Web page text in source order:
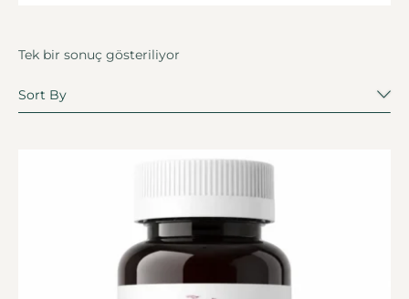
Tek bir sonuç gösteriliyor